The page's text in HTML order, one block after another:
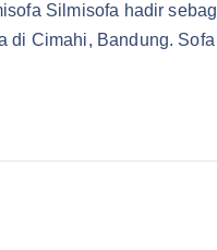
Silmisofa hadir
di Cimahi, Bandung.